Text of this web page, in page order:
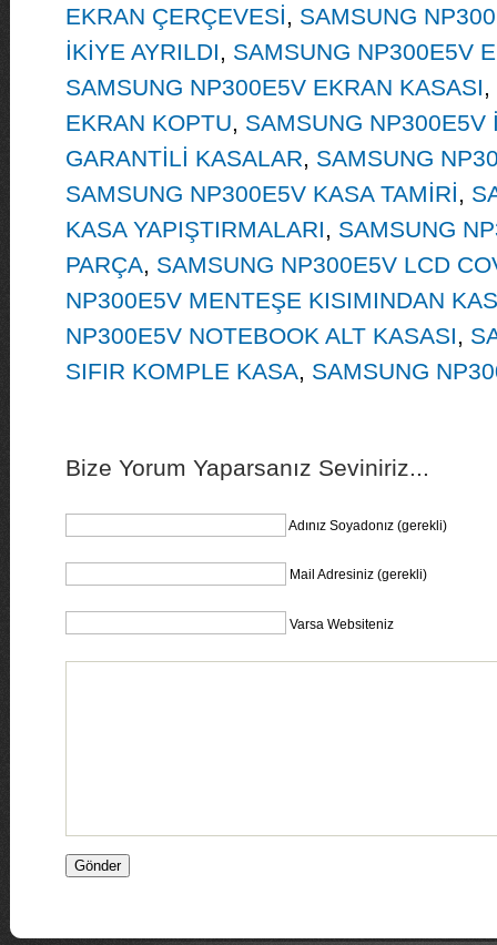
EKRAN ÇERÇEVESİ, SAMSUNG
İKİYE AYRILDI, SAMSUNG NP300E5V
SAMSUNG NP300E5V EKRAN KASASI,
EKRAN KOPTU, SAMSUNG NP300E5V
GARANTİLİ KASALAR, SAMSUNG
SAMSUNG NP300E5V KASA TAMİRİ,
KASA YAPIŞTIRMALARI, SAMSUNG
PARÇA, SAMSUNG NP300E5V LCD
NP300E5V MENTEŞE KISIMINDAN
NP300E5V NOTEBOOK ALT KASASI,
SIFIR KOMPLE KASA, SAMSUNG
Bize Yorum Yaparsanız Seviniriz...
Adınız Soyadonız (gerekli)
Mail Adresiniz (gerekli)
Varsa Websiteniz